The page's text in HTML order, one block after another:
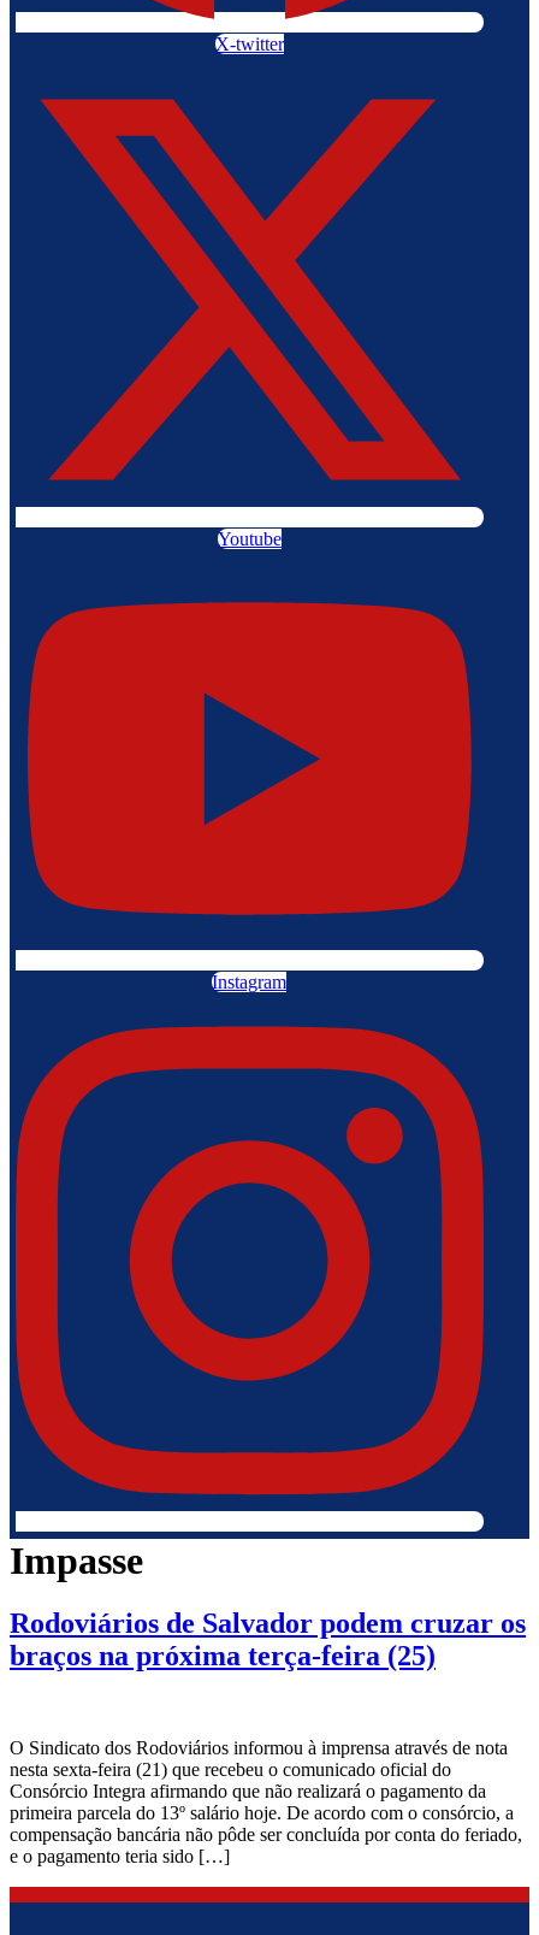
X-twitter
Youtube
Instagram
Impasse
Rodoviários de Salvador podem cruzar os
braços na próxima terça-feira (25)
O Sindicato dos Rodoviários informou à imprensa através de nota
nesta sexta-feira (21) que recebeu o comunicado oficial do
Consórcio Integra afirmando que não realizará o pagamento da
primeira parcela do 13º salário hoje. De acordo com o consórcio, a
compensação bancária não pôde ser concluída por conta do feriado,
e o pagamento teria sido […]